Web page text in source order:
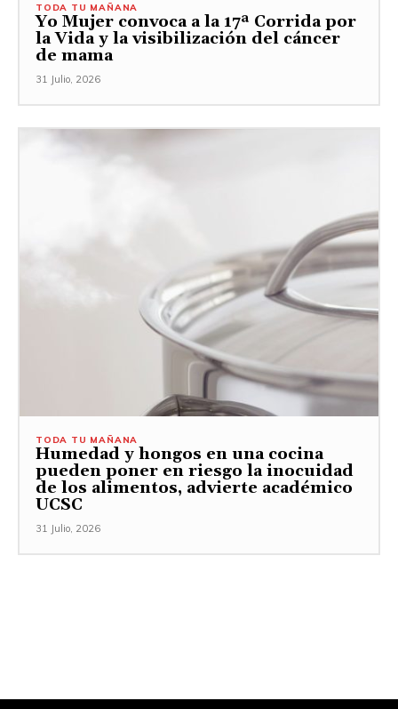
TODA TU MAÑANA
Yo Mujer convoca a la 17ª Corrida por
la Vida y la visibilización del cáncer
de mama
31 Julio, 2026
TODA TU MAÑANA
Humedad y hongos en una cocina
pueden poner en riesgo la inocuidad
de los alimentos, advierte académico
UCSC
31 Julio, 2026